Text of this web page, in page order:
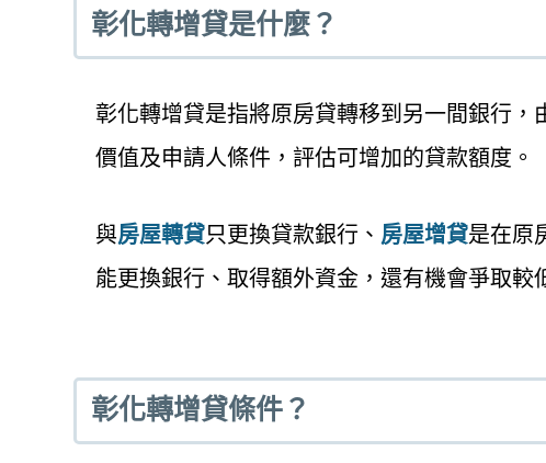
彰化轉增貸是什麼？
彰化轉增貸是指將原房貸轉移到另一間銀行
價值及申請人條件，評估可增加的貸款額度。
與房屋轉貸只更換貸款銀行、 房屋增貸是在原
能更換銀行、取得額外資金，還有機會爭取較
彰化轉增貸條件？